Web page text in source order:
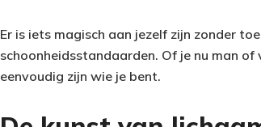
Er is iets magisch aan jezelf zijn zonder
schoonheidsstandaarden. Of je nu man
eenvoudig zijn wie je bent.